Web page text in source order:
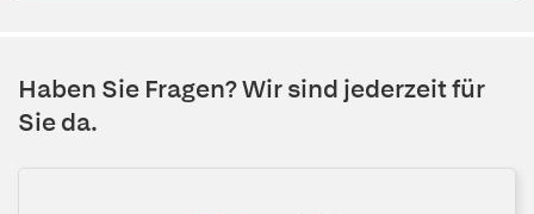
Haben Sie Fragen? Wir sind jederzeit für
Sie da.